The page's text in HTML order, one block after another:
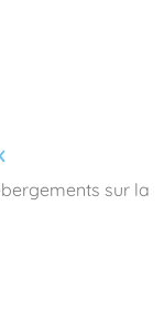
sur la